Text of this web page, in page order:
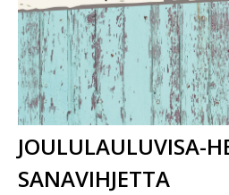
JOULULAULUVISA-
SANAVIHJETTA